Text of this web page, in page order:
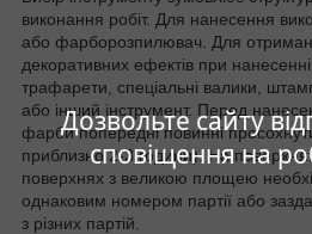
Дозвольте сайту
сповіщення на
виконання робіт. Для нанесення
або фарборозпилювач. Для
декоративних ефектів при
трафарети, спеціальні валики,
або інший інструмент. Перед
фарби попередні повинні
приблизно 2-3 години). На
поверхнях з великою площею
однаковим номером партії або
з різних партій.